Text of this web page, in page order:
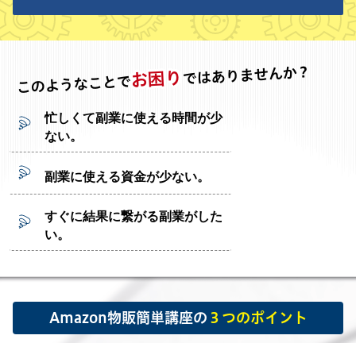
このようなことでお困りではありませんか？
忙しくて副業に使える時間が少
ない。
副業に使える資金が少ない。
すぐに結果に繋がる副業がした
い。
Amazon物販簡単講座の ３つのポイント